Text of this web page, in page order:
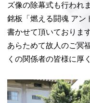
ズ像の除幕式も行われ
銘板「燃える闘魂 アン
書かせて頂いております
あらためて故人のご冥
くの関係者の皆様に厚